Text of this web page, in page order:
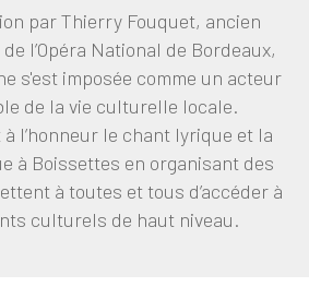
par Thierry Fouquet, ancien
l’Opéra National de Bordeaux,
s'est imposée comme un acteur
de la vie culturelle locale.
l’honneur le chant lyrique et la
à Boissettes en organisant des
à toutes et tous d’accéder à
culturels de haut niveau.